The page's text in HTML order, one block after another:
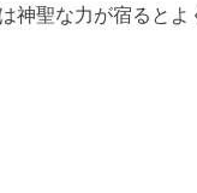
神聖な力が宿ると